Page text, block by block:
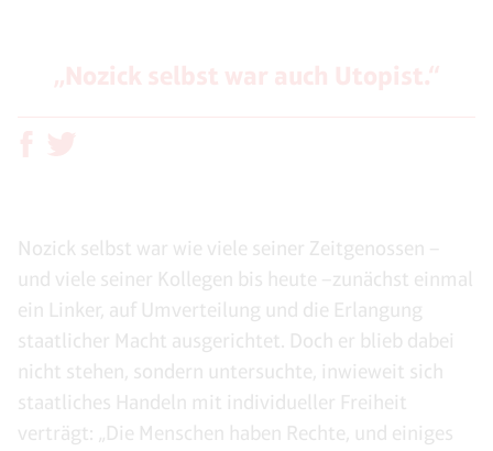
Nozick selbst war wie viele seiner Zeitgenossen –
und viele seiner Kollegen bis heute –zunächst einmal
ein Linker, auf Umverteilung und die Erlangung
staatlicher Macht ausgerichtet. Doch er blieb dabei
nicht stehen, sondern untersuchte, inwieweit sich
staatliches Handeln mit individueller Freiheit
verträgt: „Die Menschen haben Rechte, und einiges